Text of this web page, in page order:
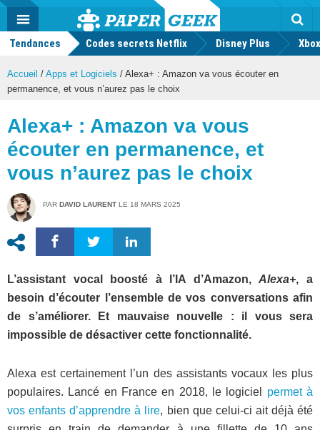
Actu
geek
MENU
Tendances Codes secrets Netflix Disney Plus
Accueil / Apps et Logiciels / Alexa+ : Amazon va vous écouter en
permanence, et vous n’aurez pas le choix
Alexa+ : Amazon va vous
écouter en permanence, et
vous n’aurez pas le choix
PAR DAVID LAURENT LE 18 MARS 2025
L’assistant vocal boosté à l’IA d’Amazon,Alexa+, a
besoin d’écouter l’ensemble de vos conversations afin
de s’améliorer. Et mauvaise nouvelle : il vous sera
impossible de désactiver cette fonctionnalité.
Alexa est certainement l’un des assistants vocaux les plus
populaires. Lancé en France en 2018, le logiciel permet à
vos enfants d’apprendre à lire, bien que celui-ci ait déjà été
Mode
FacebookTwitter Youtube